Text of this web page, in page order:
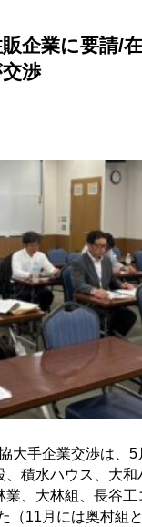
企業に要請/在
渉
大手企業交渉は、5
、積水ハウス、大和
業、大林組、長谷工
（11月には奥村組